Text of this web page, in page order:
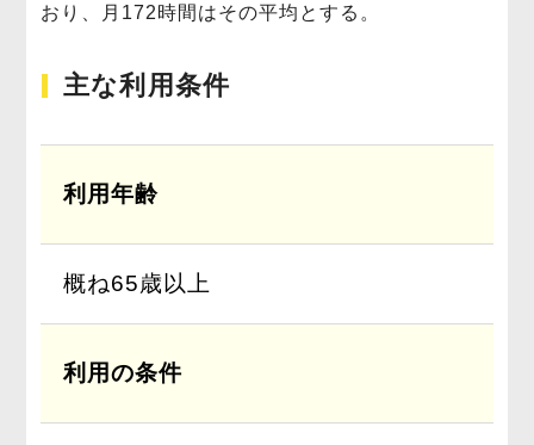
おり、月172時間はその平均とする。
主な利用条件
利用年齢
概ね65歳以上
利用の条件